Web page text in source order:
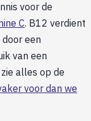
voor de
C. B12 verdient
een
van een
alles op de
voor dan we